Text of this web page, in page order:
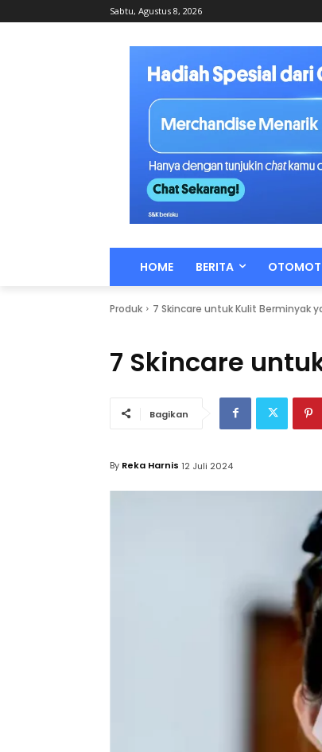
Sabtu, Agustus 8, 2026
HOME BERITA
Produk 7 Skincare untuk Kulit Berminyak
7 Skincare
Bagikan
By Reka Harnis 12 Juli 2024